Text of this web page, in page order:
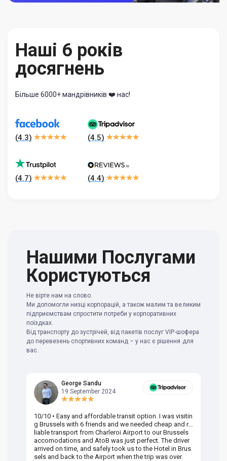
Наші 6 років
досягнень
Більше 6000+ мандрівників ❤️ нас!
(4.3) (4.5)
(4.7) (4.4)
Нашими Послугами
Користуються
Не вірте нам на слово.
Ми допомогли низці корпорацій, а також малим та великим
підприємствам спростити потреби у корпоративних
поїздках.
Від транспорту до зустрічей, від пакетів послуг VIP-шофера
до перевезень спортивних команд – у нас є рішення для
вас.
George Sandu
19 September 2024
10/10 • Easy and affordable transit option. I was visitin
g Brussels with 6 friends and we needed cheap and re
liable transport from Charleroi Airport to our Brussels
accomodations and AtoB was just perfect. The driver
arrived on time, and safely took us to the Hotel in Brus
sels and back to the Airport when the trip was over.